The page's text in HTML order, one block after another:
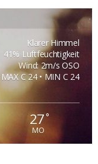
Klarer Himmel
41% Luftfeuchtigkeit
Wind: 2m/s OSO
MAX C 24 • MIN C 24
27°
MO